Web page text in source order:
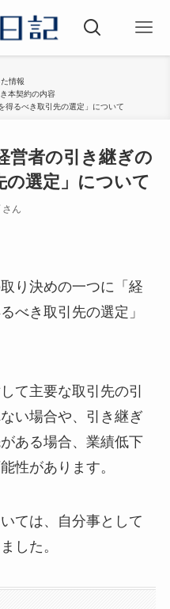
情報
本契約の内容
得るべき取引先の選定」について
営者の引き継ぎの
の選定」について
ん
り決めの一つに「経
べき取引先の選定」
て主要な取引先の引
い場合や、引き継ぎ
ある場合、業績低下
性があります。
ては、自分事として
した。